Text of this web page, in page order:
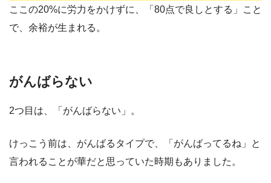
ここの20%に労力をかけずに、「80点で良しとする」こと
で、余裕が生まれる。
がんばらない
2つ目は、「がんばらない」。
けっこう前は、がんばるタイプで、「がんばってるね」と
言われることが華だと思っていた時期もありました。